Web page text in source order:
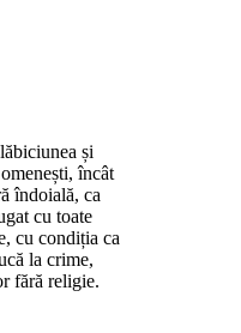
și
încât
îndoială, ca
cu toate
cu condiția ca
la crime,
fără religie.